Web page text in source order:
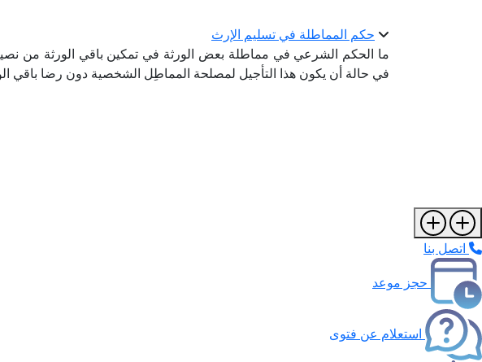
حكم المماطلة في تسليم الإرث
ما الحكم الشرعي في مماطلة بعض الورثة في تمكين باقي الورثة من
في حالة أن يكون هذا التأجيل لمصلحة المماطِل الشخصية دون رضا باقي
اتصل بنا
حجز موعد
استعلام عن فتوى